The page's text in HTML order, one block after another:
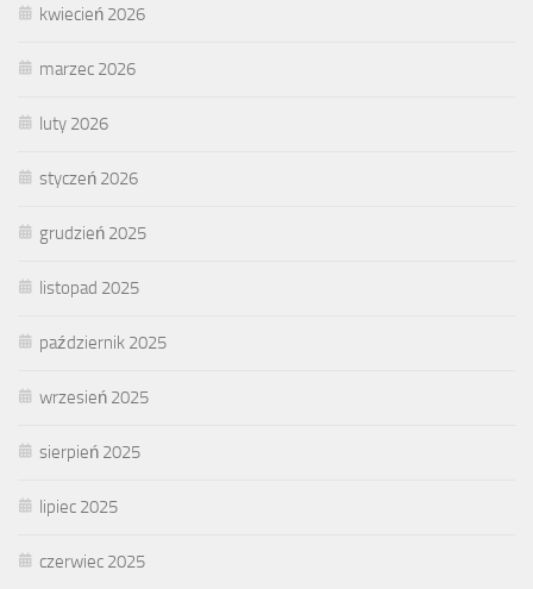
kwiecień 2026
marzec 2026
luty 2026
styczeń 2026
grudzień 2025
listopad 2025
październik 2025
wrzesień 2025
sierpień 2025
lipiec 2025
czerwiec 2025